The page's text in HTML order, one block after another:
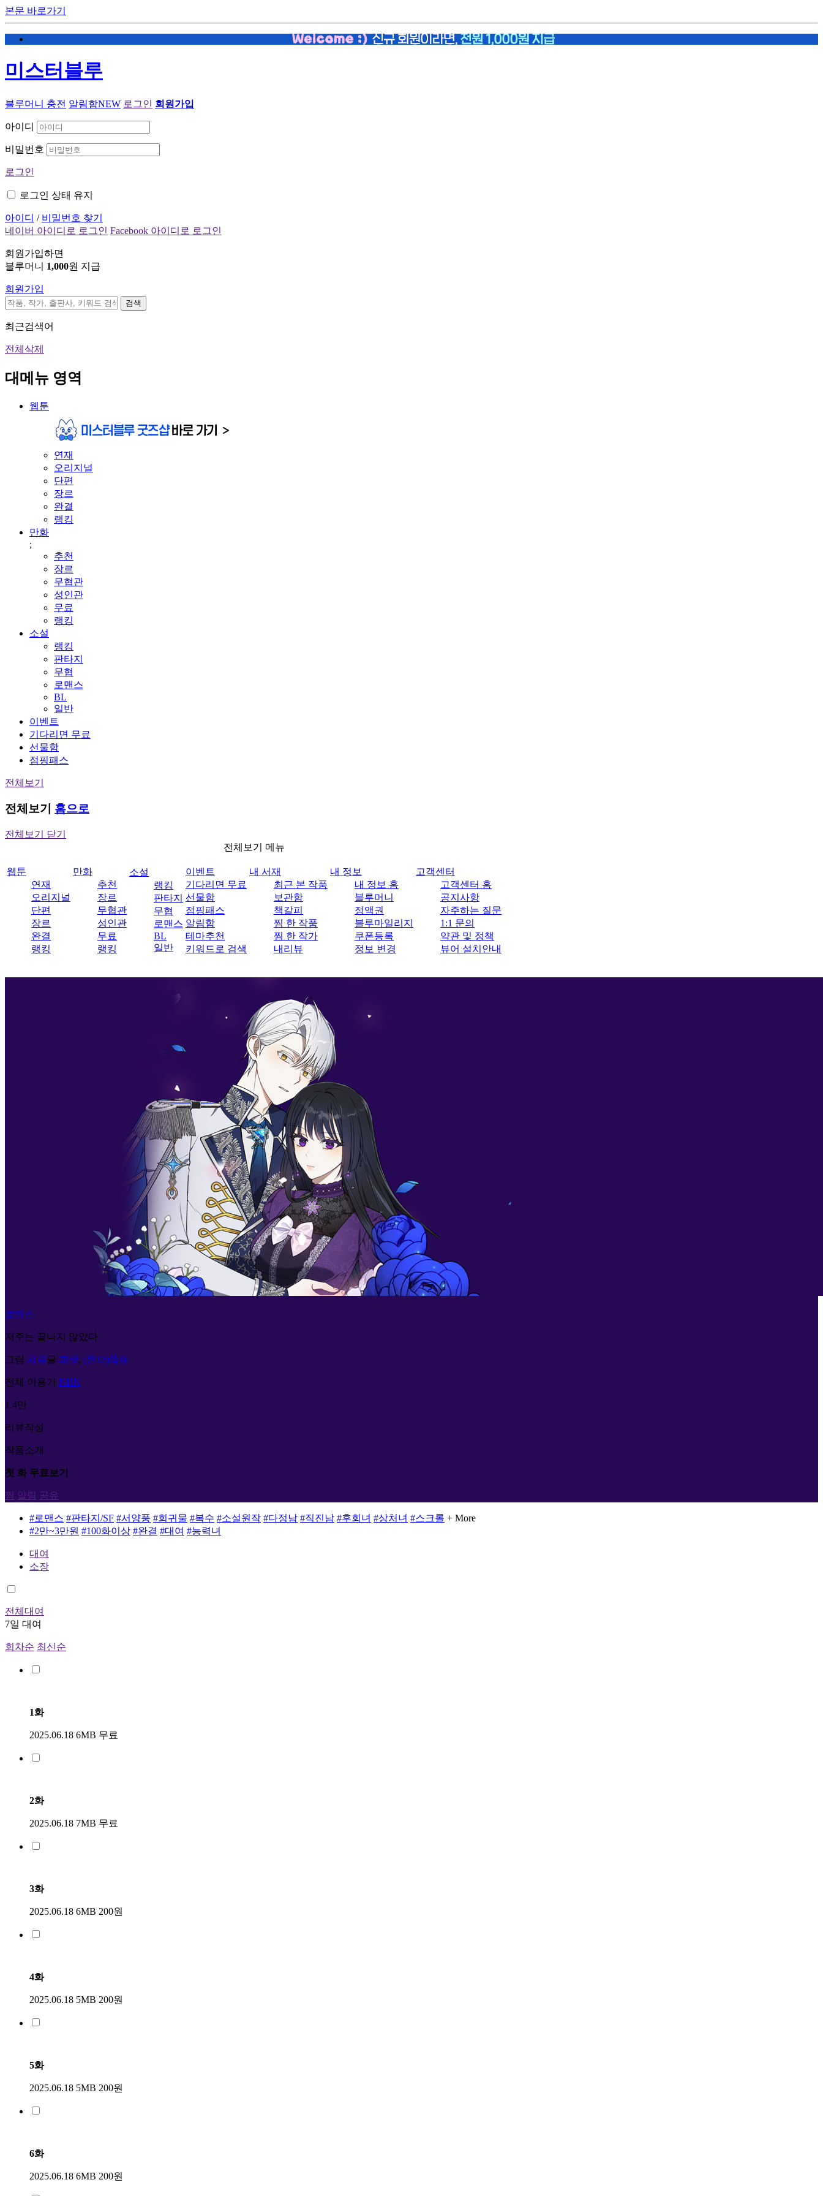
본문 바로가기
미스터블루
블루머니 충전 알림함NEW 로그인 회원가입
아이디
비밀번호
로그인
로그인 상태 유지
아이디 / 비밀번호 찾기
네이버 아이디로 로그인 Facebook 아이디로 로그인
회원가입하면
블루머니 1,000원 지급
회원가입
검색
최근검색어
전체삭제
대메뉴 영역
웹툰
연재
오리지널
단편
장르
완결
랭킹
만화
;
추천
장르
무협관
성인관
무료
랭킹
소설
랭킹
판타지
무협
로맨스
BL
일반
이벤트
기다리면 무료
선물함
점핑패스
전체보기
전체보기 홈으로
전체보기 닫기
전체보기 메뉴
웹툰
연재
오리지널
단편
장르
완결
랭킹
만화
추천
장르
무협관
성인관
무료
랭킹
소설
랭킹
판타지
무협
로맨스
BL
일반
이벤트
기다리면 무료
선물함
점핑패스
알림함
테마추천
키워드로 검색
내 서재
최근 본 작품
보관함
책갈피
찜 한 작품
찜 한 작가
내리뷰
내 정보
내 정보 홈
블루머니
정액권
블루마일리지
쿠폰등록
정보 변경
고객센터
고객센터 홈
공지사항
자주하는 질문
1:1 문의
약관 및 정책
뷰어 설치안내
로맨스
저주는 끝나지 않았다
그림 치유글 피살, (원작)쑥쥬
전체 이용가 NHN
1.4만
리뷰작성
작품소개
첫 화 무료보기
찜 알림 공유
#로맨스 #판타지/SF #서양풍 #회귀물 #복수 #소설원작 #다정남 #직진남 #후회녀 #상처녀 #스크롤 + More
#2만~3만원 #100화이상 #완결 #대여 #능력녀
대여
소장
전체대여
7일 대여
회차순 최신순
1화
2025.06.18 6MB 무료
2화
2025.06.18 7MB 무료
3화
2025.06.18 6MB 200원
4화
2025.06.18 5MB 200원
5화
2025.06.18 5MB 200원
6화
2025.06.18 6MB 200원